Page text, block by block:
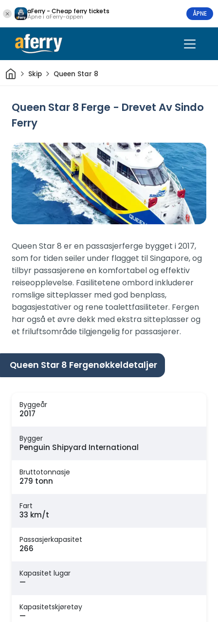
aFerry - Cheap ferry tickets
Åpne i aFerry-appen ÅPNE
HjemSkip Queen Star 8
Queen Star 8 Ferge - Drevet Av Sindo
Ferry
Queen Star 8 er en passasjerferge bygget i 2017,
som for tiden seiler under flagget til Singapore, og
tilbyr passasjerene en komfortabel og effektiv
reiseopplevelse. Fasilitetene ombord inkluderer
romslige sitteplasser med god benplass,
bagasjestativer og rene toalettfasiliteter. Fergen
har også et øvre dekk med ekstra sitteplasser og
et friluftsområde tilgjengelig for passasjerer.
Queen Star 8 Fergenøkkeldetaljer
Byggeår
2017
Bygger
Penguin Shipyard International
Bruttotonnasje
279 tonn
Fart
33 km/t
Passasjerkapasitet
266
Kapasitet lugar
—
Kapasitetskjøretøy
—